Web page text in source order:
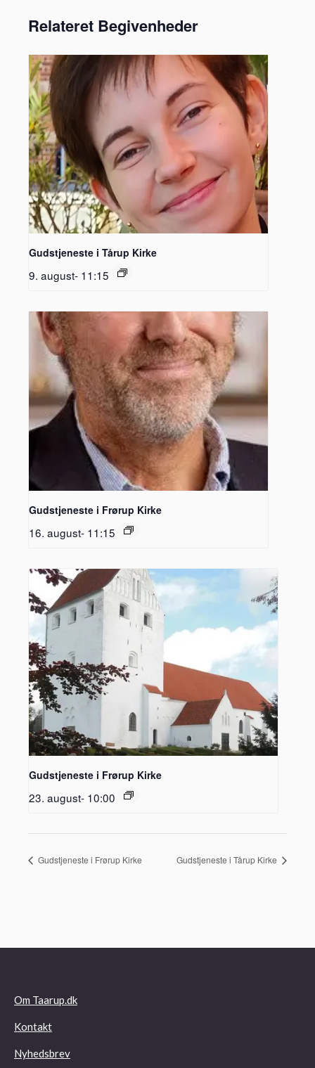
Relateret Begivenheder
Gudstjeneste i Tårup Kirke
9. august- 11:15
Gudstjeneste i Frørup Kirke
16. august- 11:15
Gudstjeneste i Frørup Kirke
23. august- 10:00
Gudstjeneste i Frørup Kirke Gudstjeneste i Tårup Kirke
Om Taarup.dk
Kontakt
Nyhedsbrev